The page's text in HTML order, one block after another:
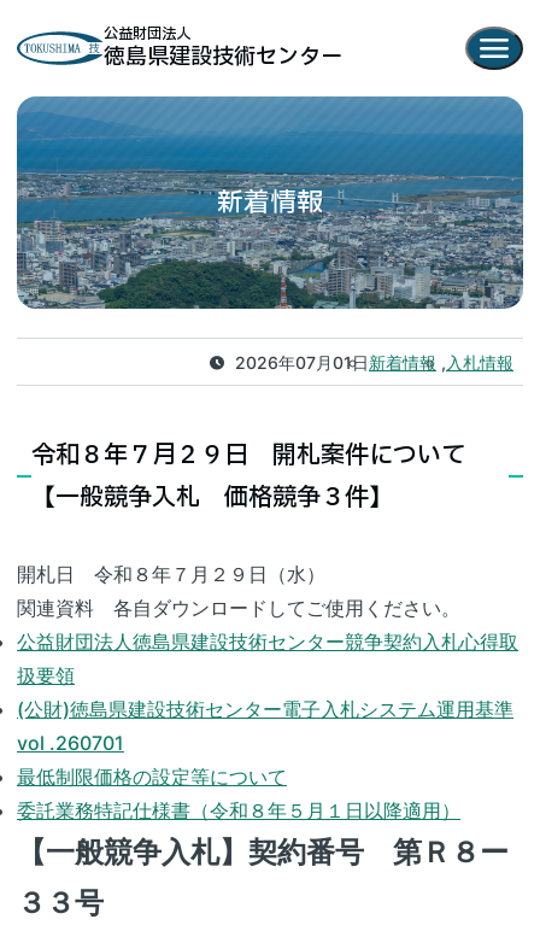
公益財団法人
徳島県建設技術センター menu
新着情報
2026年07月01日新着情報 入札情報
令和８年７月２９日 開札案件について
【一般競争入札 価格競争３件】
開札日 令和８年７月２９日（水）
関連資料 各自ダウンロードしてご使用ください。
公益財団法人徳島県建設技術センター競争契約入札心得取
扱要領
(公財)徳島県建設技術センター電子入札システム運用基準
vol .260701
最低制限価格の設定等について
委託業務特記仕様書（令和８年５月１日以降適用）
【一般競争入札】契約番号 第Ｒ８ー
３３号